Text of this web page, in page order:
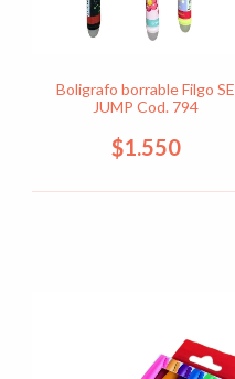
Boligrafo borrable Filgo SE
JUMP Cod. 794
$1.550